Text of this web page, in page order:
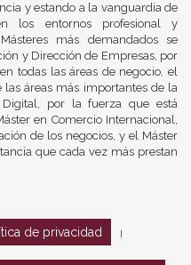
y estando a la vanguardia de
los entornos profesional y
más demandados se
y Dirección de Empresas, por
todas las áreas de negocio, el
áreas más importantes de la
por la fuerza que está
en Comercio Internacional,
de los negocios, y el Máster
que cada vez más prestan
de privacidad